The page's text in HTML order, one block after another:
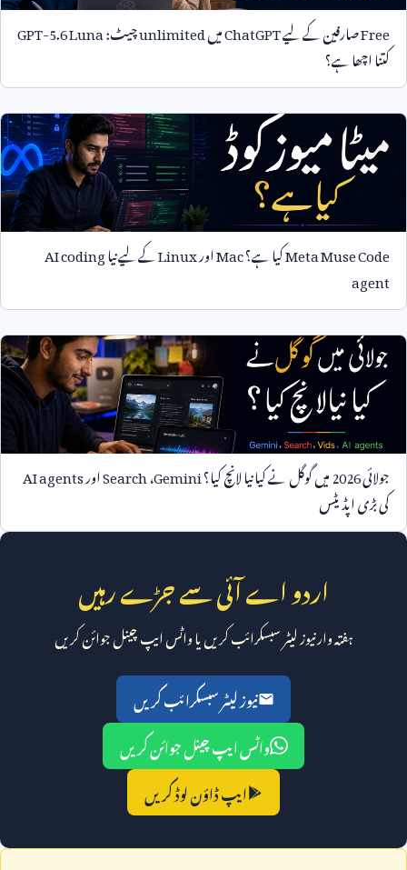
Freeصارفین کے لیےChatGPTمیںunlimitedچیٹ:GPT-5.6 Luna
کتنا اچھا ہے؟
Meta Muse Codeکیا ہے؟MacاورLinuxکے لیے نیاAI coding
agent
جولائی2026میں گوگل نے کیا نیا لانچ کیا؟Gemini،SearchاورAI agents
کی بڑی اپڈیٹس
اردو اے آئی سے جڑے رہیں
ہفتہ وار نیوز لیٹر سبسکرائب کریں یا واٹس ایپ چینل جوائن کریں
نیوز لیٹر سبسکرائب کریں
واٹس ایپ چینل جوائن کریں
ایپ ڈاؤن لوڈ کریں